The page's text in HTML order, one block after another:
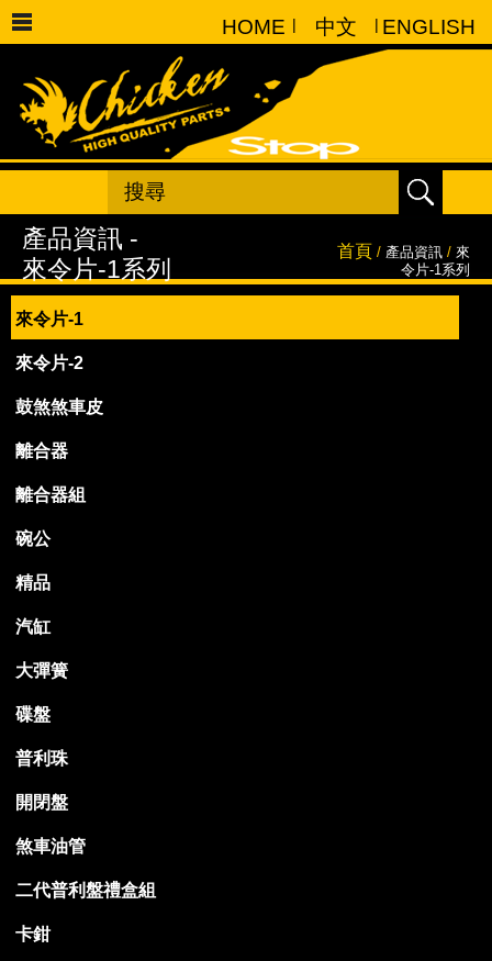
HOME | 中文 | ENGLISH
首頁 / 產品資訊 / 來
令片-1系列
來令片-1
來令片-2
鼓煞煞車皮
離合器
離合器組
碗公
精品
汽缸
大彈簧
碟盤
普利珠
開閉盤
煞車油管
二代普利盤禮盒組
卡鉗